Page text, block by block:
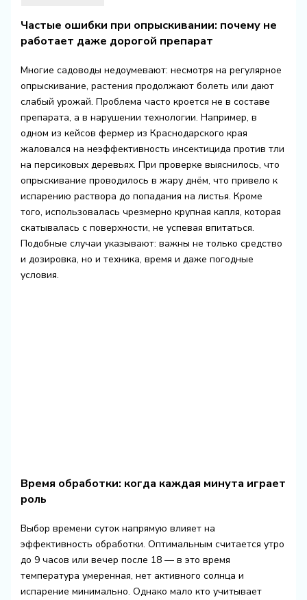
Частые ошибки при опрыскивании: почему не
работает даже дорогой препарат
Многие садоводы недоумевают: несмотря на регулярное
опрыскивание, растения продолжают болеть или дают
слабый урожай. Проблема часто кроется не в составе
препарата, а в нарушении технологии. Например, в
одном из кейсов фермер из Краснодарского края
жаловался на неэффективность инсектицида против тли
на персиковых деревьях. При проверке выяснилось, что
опрыскивание проводилось в жару днём, что привело к
испарению раствора до попадания на листья. Кроме
того, использовалась чрезмерно крупная капля, которая
скатывалась с поверхности, не успевая впитаться.
Подобные случаи указывают: важны не только средство
и дозировка, но и техника, время и даже погодные
условия.
Время обработки: когда каждая минута играет
роль
Выбор времени суток напрямую влияет на
эффективность обработки. Оптимальным считается утро
до 9 часов или вечер после 18 — в это время
температура умеренная, нет активного солнца и
испарение минимально. Однако мало кто учитывает